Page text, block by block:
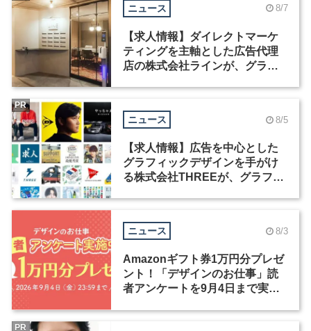
ニュース 8/7
【求人情報】ダイレクトマーケ
ティングを主軸とした広告代理
店の株式会社ラインが、グラフ
ニュース 8/5
【求人情報】広告を中心とした
グラフィックデザインを手がけ
る株式会社THREEが、グラフィ
PR
ニュース 8/3
Amazonギフト券1万円分プレゼ
ント！「デザインのお仕事」読
者アンケートを9月4日まで実施
PR